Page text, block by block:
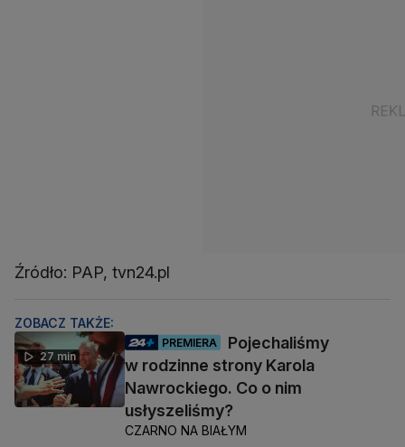
Źródło: PAP, tvn24.pl
ZOBACZ TAKŻE:
27 min
PREMIERA
Pojechaliśmy
w rodzinne strony Karola
Nawrockiego. Co o nim
usłyszeliśmy?
CZARNO NA BIAŁYM